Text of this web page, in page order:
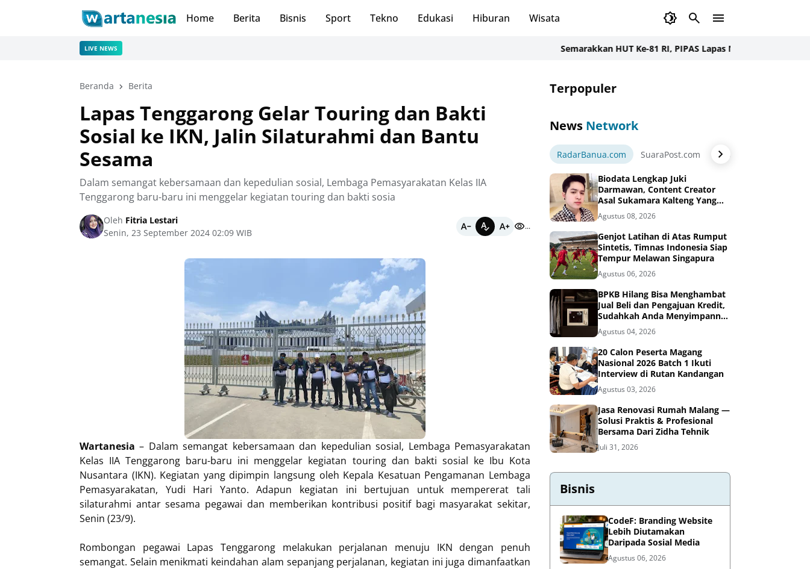
Home Berita Bisnis Sport Tekno Edukasi Hiburan Wisata
LIVE NEWS Semarakkan HUT Ke-81 RI, PIPAS Lapas Narkotika Karang Intan
Beranda Berita
Lapas Tenggarong Gelar Touring dan Bakti
Sosial ke IKN, Jalin Silaturahmi dan Bantu
Sesama
Dalam semangat kebersamaan dan kepedulian sosial, Lembaga Pemasyarakatan Kelas IIA
Tenggarong baru-baru ini menggelar kegiatan touring dan bakti sosia
Oleh Fitria Lestari
Senin, 23 September 2024 02:09 WIB
...
Wartanesia – Dalam semangat kebersamaan dan kepedulian sosial, Lembaga Pemasyarakatan
Kelas IIA Tenggarong baru-baru ini menggelar kegiatan touring dan bakti sosial ke Ibu Kota
Nusantara (IKN). Kegiatan yang dipimpin langsung oleh Kepala Kesatuan Pengamanan Lembaga
Pemasyarakatan, Yudi Hari Yanto. Adapun kegiatan ini bertujuan untuk mempererat tali
silaturahmi antar sesama pegawai dan memberikan kontribusi positif bagi masyarakat sekitar,
Senin (23/9).
Rombongan pegawai Lapas Tenggarong melakukan perjalanan menuju IKN dengan penuh
semangat. Selain menikmati keindahan alam sepanjang perjalanan, kegiatan ini juga dimanfaatkan
Terpopuler
News Network
RadarBanua.com SuaraPost.com NarasiNews.com
Biodata Lengkap Juki
Darmawan, Content Creator
Asal Sukamara Kalteng Yang
Sukses Dari Konten Tiktok,
Instagram dan Facebook
Agustus 08, 2026
Genjot Latihan di Atas Rumput
Sintetis, Timnas Indonesia Siap
Tempur Melawan Singapura
Agustus 06, 2026
BPKB Hilang Bisa Menghambat
Jual Beli dan Pengajuan Kredit,
Sudahkah Anda Menyimpannya
di Brankas BPKB?
Agustus 04, 2026
20 Calon Peserta Magang
Nasional 2026 Batch 1 Ikuti
Interview di Rutan Kandangan
Agustus 03, 2026
Jasa Renovasi Rumah Malang —
Solusi Praktis & Profesional
Bersama Dari Zidha Tehnik
Juli 31, 2026
Bisnis
CodeF: Branding Website
Lebih Diutamakan
Daripada Sosial Media
Agustus 06, 2026